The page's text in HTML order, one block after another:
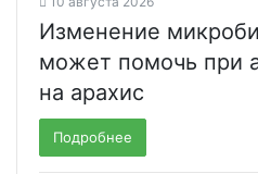
Изменение
может помочь при
на арахис
Подробнее